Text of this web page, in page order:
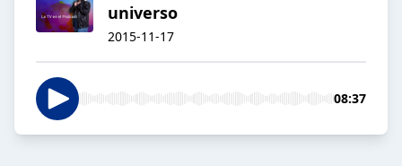
universo
2015-11-17
08:37